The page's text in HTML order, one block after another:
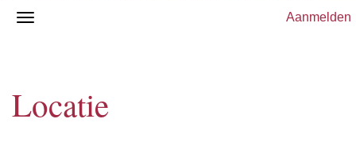
Aanmelden
Locatie